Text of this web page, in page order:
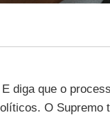
diga que o
O Supremo